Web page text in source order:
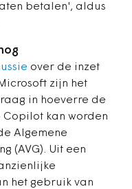
betalen', aldus
over de inzet
zijn het
in hoeverre de
Copilot kan worden
Algemene
(AVG). Uit een
het gebruik van